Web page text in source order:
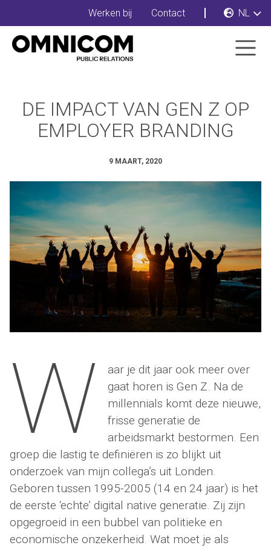
Werken bij Contact NL
DE IMPACT VAN GEN Z OP
EMPLOYER BRANDING
9 MAART, 2020
W
aar je dit jaar ook meer over
gaat horen is Gen Z. Na de
millennials komt deze nieuwe,
frisse generatie de
arbeidsmarkt bestormen. Een
groep die lastig te definiëren is zo blijkt uit
onderzoek van mijn collega’s uit Londen.
Geboren tussen 1995-2005 (14 en 24 jaar) is het
de eerste ‘echte’ digital native generatie. Zij zijn
opgegroeid in een bubbel van politieke en
economische onzekerheid. Wat moet je als